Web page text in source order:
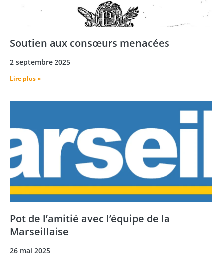
Soutien aux consœurs menacées
2 septembre 2025
Lire plus »
Pot de l’amitié avec l’équipe de la
Marseillaise
26 mai 2025